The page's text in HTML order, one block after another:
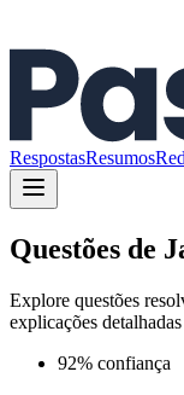
RespostasResumos
Questões de
Explore questões
explicações
92% confiança